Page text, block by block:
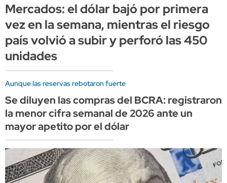
Mercados: el dólar bajó por primera
vez en la semana, mientras el riesgo
país volvió a subir y perforó las 450
unidades
Aunque las reservas rebotaron fuerte
Se diluyen las compras del BCRA: registraron
la menor cifra semanal de 2026 ante un
mayor apetito por el dólar